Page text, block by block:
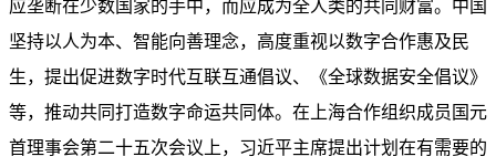
应垄断在少数国家的手中，而应成为全人类的共同财富。中国
坚持以人为本、智能向善理念，高度重视以数字合作惠及民
生，提出促进数字时代互联互通倡议、《全球数据安全倡议》
等，推动共同打造数字命运共同体。在上海合作组织成员国元
首理事会第二十五次会议上，习近平主席提出计划在有需要的